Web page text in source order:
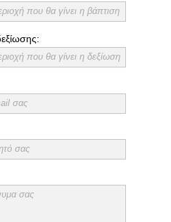
σας
σας
σας
που θα γίνει η βάπτιση
που θα γίνει η δεξίωση